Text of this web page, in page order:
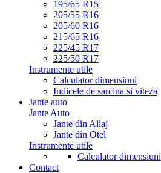
195/65 R15
205/55 R16
205/60 R16
215/65 R16
225/45 R17
225/50 R17
Instrumente utile
Calculator dimensiuni
Indicele de sarcina si viteza
Jante auto
Jante Auto
Jante din Aliaj
Jante din Otel
Instrumente utile
Calculator dimensiuni
Contact